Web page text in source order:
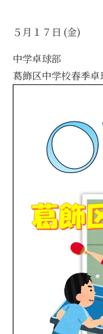
５月１７日 (金)
中学卓球部
葛飾区中学校春季